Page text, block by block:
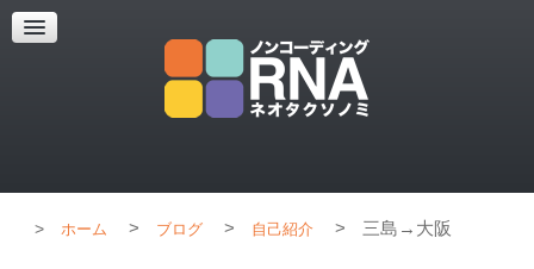
超解像顕微鏡
超解像顕微鏡の紹介
ホーム > ブログ > 自己紹介 > 三島→大阪